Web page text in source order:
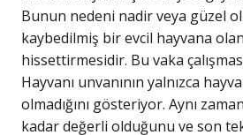
Bunun nedeni nadir veya güzel
kaybedilmiş bir evcil hayvana olan
hissettirmesidir. Bu vaka
Hayvanı unvanının yalnızca
olmadığını gösteriyor. Aynı
kadar değerli olduğunu ve son